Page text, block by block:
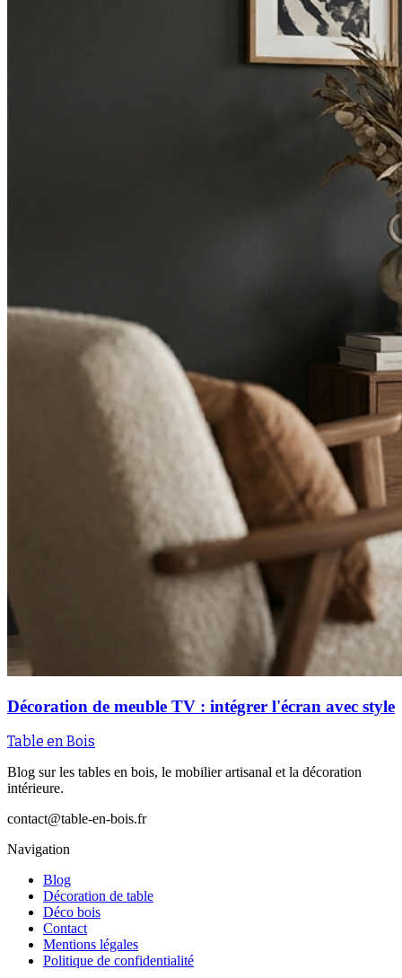
Décoration de meuble TV : intégrer l'écran avec style
Table en Bois
Blog sur les tables en bois, le mobilier artisanal et la décoration
intérieure.
contact@table-en-bois.fr
Navigation
Blog
Décoration de table
Déco bois
Contact
Mentions légales
Politique de confidentialité